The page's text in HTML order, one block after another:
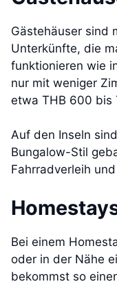
Gästehäuser sind
Unterkünfte, die
funktionieren wie
nur mit weniger
etwa THB 600 bis
Auf den Inseln
Bungalow-Stil
Fahrradverleih
Bei einem
oder in der Nähe
bekommst so